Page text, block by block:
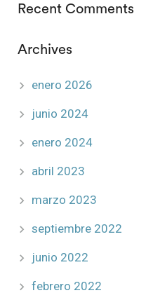
Recent Comments
Archives
enero 2026
junio 2024
enero 2024
abril 2023
marzo 2023
septiembre 2022
junio 2022
febrero 2022